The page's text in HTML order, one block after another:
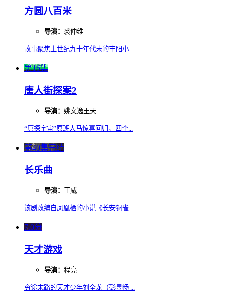
方圆八百米
导演： 裘仲维
故事聚焦上世纪九十年代末的丰阳小...
第16集
唐人街探案2
导演： 姚文逸王天
“唐探宇宙”原班人马惊喜回归，四个...
第40集完结
长乐曲
导演： 王威
该剧改编自凤凰栖的小说《长安铜雀...
7.0分
天才游戏
导演： 程亮
穷途末路的天才少年刘全龙（彭昱畅 ...